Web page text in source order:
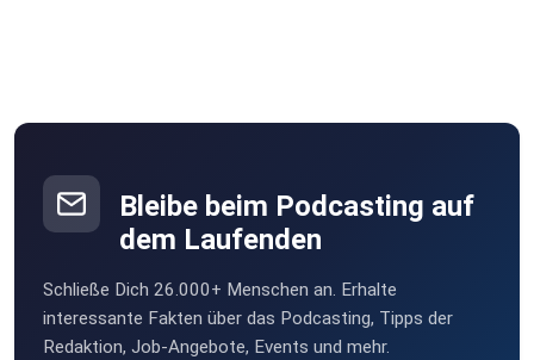
Bleibe beim Podcasting auf
dem Laufenden
Schließe Dich 26.000+ Menschen an. Erhalte
interessante Fakten über das Podcasting, Tipps der
Redaktion, Job-Angebote, Events und mehr.